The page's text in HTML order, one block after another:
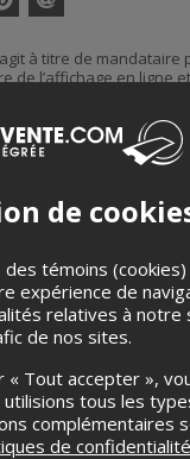
courriel
à titre de mandataire
de l’affichage en ligne
à propos de cet
de l’événement,Le
que vous
robot ci-bas.
de
des témoins
expérience de
relatives à notre
de nos sites.
« Tout accepter »,
utilisions tous les
complémentaires
de